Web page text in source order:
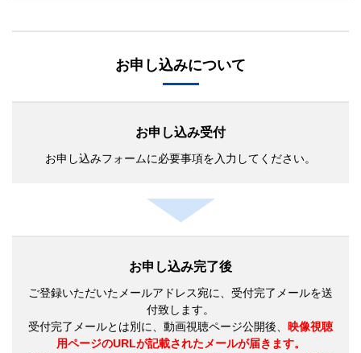
お申し込みについて
お申し込み受付
お申し込みフォームに必要事項を入力してください。
お申し込み完了後
ご登録いただいたメールアドレス宛に、受付完了メールを送
付致します。
受付完了メールとは別に、動画視聴ページ公開後、 映像視聴
用ページのURLが記載されたメールが届きます。